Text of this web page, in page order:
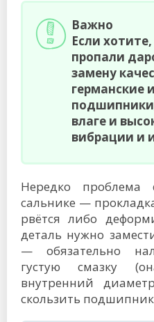
Важно
Если
пропали
замену
германские
влаге и
вибрации и
Нередко проблема
сальнике —
рвётся либо
деталь нужно
— обязательно
густую смазку
внутренний
скользить